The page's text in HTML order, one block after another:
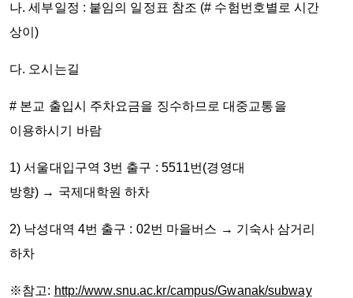
나. 세부일정 : 붙임의 일정표 참조 (# 수험번호별로 시간
상이)
다. 오시는길
# 본교 출입시 주차요금을 징수하므로 대중교통을
이용하시기 바람
1) 서울대입구역 3번 출구 : 5511번(경영대
방향) → 국제대학원 하차
2) 낙성대역 4번 출구 : 02번 마을버스 → 기숙사 삼거리
하차
※참고: http://www.snu.ac.kr/campus/Gwanak/subway